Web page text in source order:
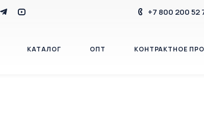
+7 800 200 52
КАТАЛОГ ОПТ КОНТРАКТНОЕ